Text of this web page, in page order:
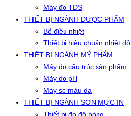
Máy đo TDS
THIẾT BỊ NGÀNH DƯỢC PHẨM
Bể điều nhiệt
Thiết bị hiệu chuẩn nhiệt độ
THIẾT BỊ NGÀNH MỸ PHẨM
Máy đo cấu trúc sản phẩm
Máy đo pH
Máy so màu da
THIẾT BỊ NGÀNH SƠN MỰC IN
Thiết bị đo độ bóng